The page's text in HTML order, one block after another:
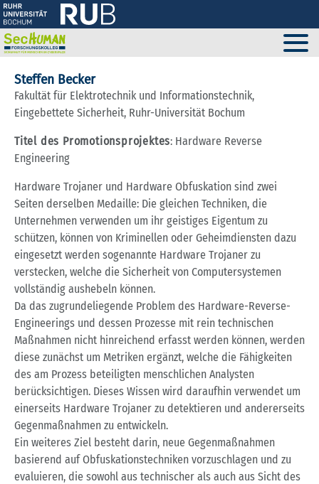
Steffen Becker
Fakultät für Elektrotechnik und Informationstechnik,
Eingebettete Sicherheit, Ruhr-Universität Bochum
Titel des Promotionsprojektes: Hardware Reverse
Engineering
Hardware Trojaner und Hardware Obfuskation sind zwei
Seiten derselben Medaille: Die gleichen Techniken, die
Unternehmen verwenden um ihr geistiges Eigentum zu
schützen, können von Kriminellen oder Geheimdiensten dazu
eingesetzt werden sogenannte Hardware Trojaner zu
verstecken, welche die Sicherheit von Computersystemen
vollständig aushebeln können.
Da das zugrundeliegende Problem des Hardware-Reverse-
Engineerings und dessen Prozesse mit rein technischen
Maßnahmen nicht hinreichend erfasst werden können, werden
diese zunächst um Metriken ergänzt, welche die Fähigkeiten
des am Prozess beteiligten menschlichen Analysten
berücksichtigen. Dieses Wissen wird daraufhin verwendet um
einerseits Hardware Trojaner zu detektieren und andererseits
Gegenmaßnahmen zu entwickeln.
Ein weiteres Ziel besteht darin, neue Gegenmaßnahmen
basierend auf Obfuskationstechniken vorzuschlagen und zu
evaluieren, die sowohl aus technischer als auch aus Sicht des